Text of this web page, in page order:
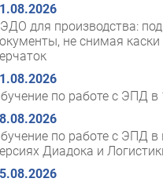
для производства:
не снимая каски
по работе с ЭПД в
по работе с ЭПД в
Диадока и